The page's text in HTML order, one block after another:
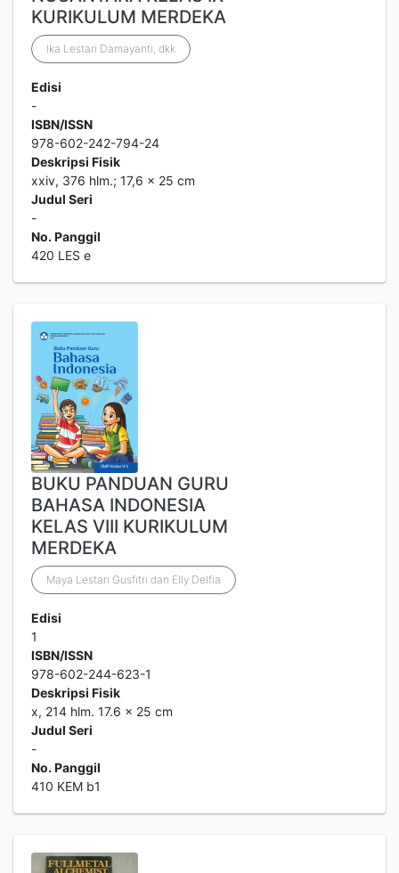
KURIKULUM MERDEKA
Ika Lestari Damayanti, dkk
Edisi
-
ISBN/ISSN
978-602-242-794-24
Deskripsi Fisik
xxiv, 376 hlm.; 17,6 x 25 cm
Judul Seri
-
No. Panggil
420 LES e
BUKU PANDUAN GURU
BAHASA INDONESIA
KELAS VIII KURIKULUM
MERDEKA
Maya Lestari Gusfitri dan Elly Delfia
Edisi
1
ISBN/ISSN
978-602-244-623-1
Deskripsi Fisik
x, 214 hlm. 17.6 x 25 cm
Judul Seri
-
No. Panggil
410 KEM b1